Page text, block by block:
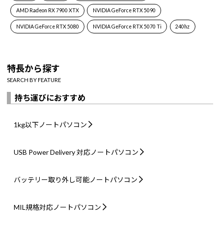
AMD Radeon RX 7900 XTX NVIDIA GeForce RTX 5090
NVIDIA GeForce RTX 5080 NVIDIA GeForce RTX 5070 Ti 240hz
特長から探す
SEARCH BY FEATURE
持ち運びにおすすめ
1kg以下 ノートパソコン
USB Power Delivery 対応ノートパソコン
バッテリー取り外し可能ノートパソコン
MIL規格対応ノートパソコン